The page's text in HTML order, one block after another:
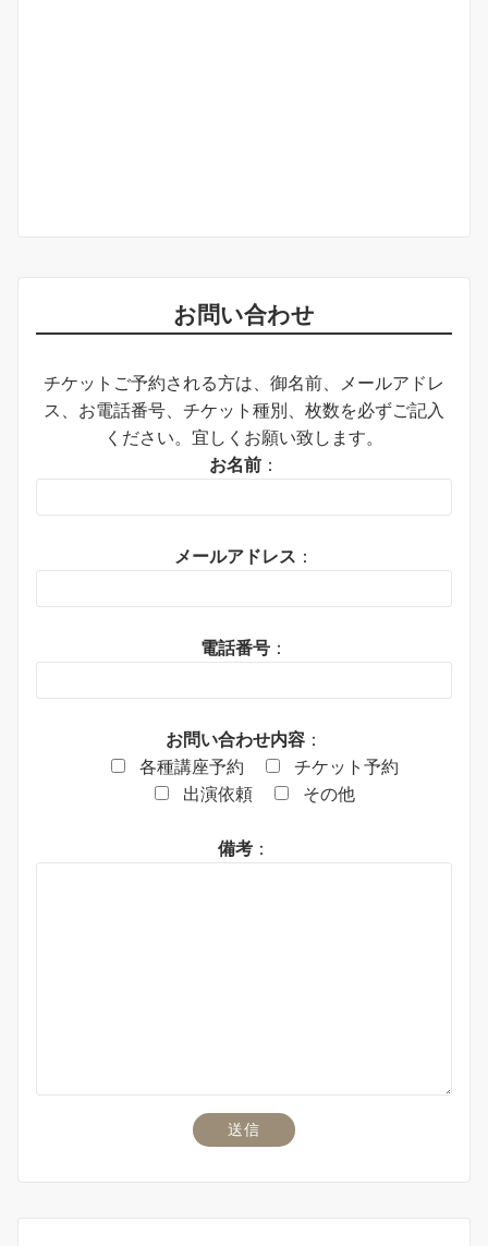
お問い合わせ
チケットご予約される方は、御名前、メールアドレ
ス、お電話番号、チケット種別、枚数を必ずご記入
ください。宜しくお願い致します。
お名前 ：
メールアドレス ：
電話番号 ：
お問い合わせ内容 ：
各種講座予約
チケット予約
出演依頼
その他
備考 ：